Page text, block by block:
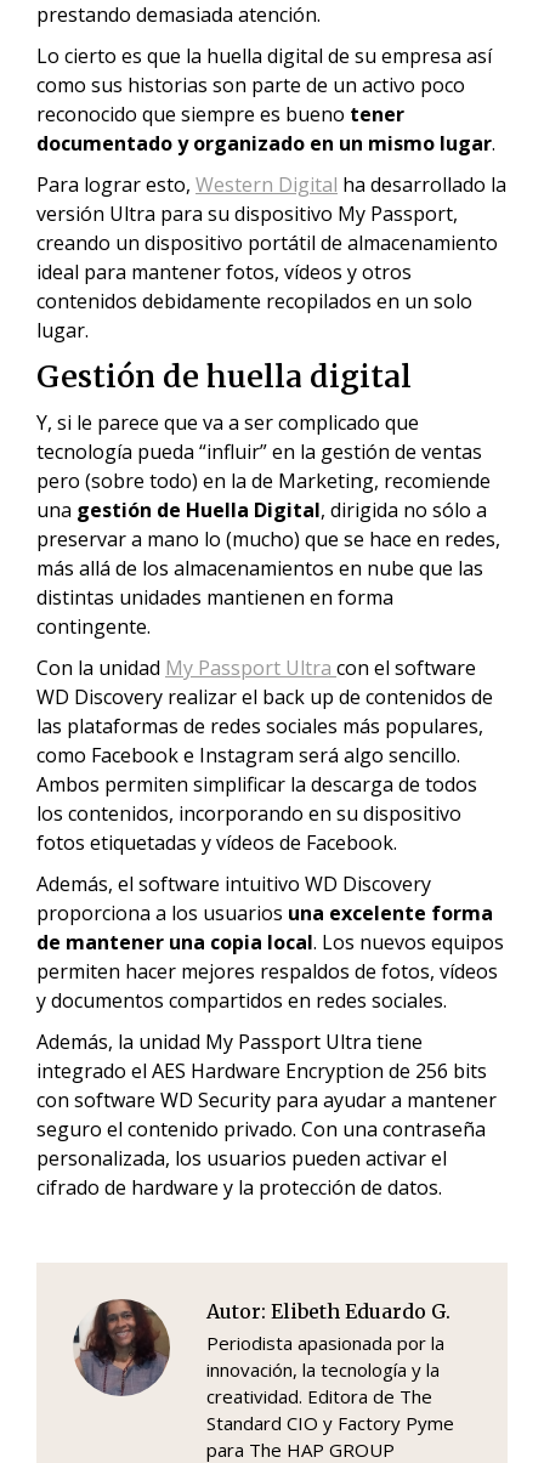
prestando demasiada atención.
Lo cierto es que la huella digital de su empresa así
como sus historias son parte de un activo poco
reconocido que siempre es bueno tener
documentado y organizado en un mismo lugar.
Para lograr esto, Western Digital ha desarrollado la
versión Ultra para su dispositivo My Passport,
creando un dispositivo portátil de almacenamiento
ideal para mantener fotos, vídeos y otros
contenidos debidamente recopilados en un solo
lugar.
Gestión de huella digital
Y, si le parece que va a ser complicado que
tecnología pueda “influir” en la gestión de ventas
pero (sobre todo) en la de Marketing, recomiende
una gestión de Huella Digital, dirigida no sólo a
preservar a mano lo (mucho) que se hace en redes,
más allá de los almacenamientos en nube que las
distintas unidades mantienen en forma
contingente.
Con la unidad My Passport Ultra con el software
WD Discovery realizar el back up de contenidos de
las plataformas de redes sociales más populares,
como Facebook e Instagram será algo sencillo.
Ambos permiten simplificar la descarga de todos
los contenidos, incorporando en su dispositivo
fotos etiquetadas y vídeos de Facebook.
Además, el software intuitivo WD Discovery
proporciona a los usuarios una excelente forma
de mantener una copia local. Los nuevos equipos
permiten hacer mejores respaldos de fotos, vídeos
y documentos compartidos en redes sociales.
Además, la unidad My Passport Ultra tiene
integrado el AES Hardware Encryption de 256 bits
con software WD Security para ayudar a mantener
seguro el contenido privado. Con una contraseña
personalizada, los usuarios pueden activar el
cifrado de hardware y la protección de datos.
Autor: Elibeth Eduardo G.
Periodista apasionada por la
innovación, la tecnología y la
creatividad. Editora de The
Standard CIO y Factory Pyme
para The HAP GROUP